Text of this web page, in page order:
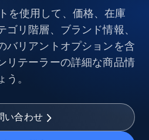
を使用して、価格、在庫
リ階層、ブランド情報、
バリアントオプションを含
リテーラーの詳細な商品情
。
い合わせ